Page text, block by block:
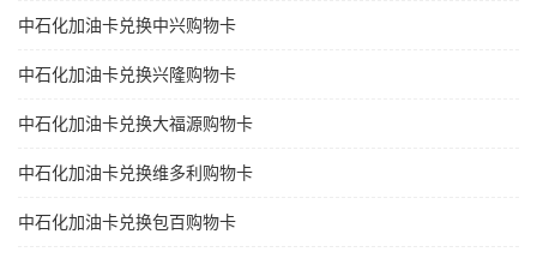
中石化加油卡兑换中兴购物卡
中石化加油卡兑换兴隆购物卡
中石化加油卡兑换大福源购物卡
中石化加油卡兑换维多利购物卡
中石化加油卡兑换包百购物卡